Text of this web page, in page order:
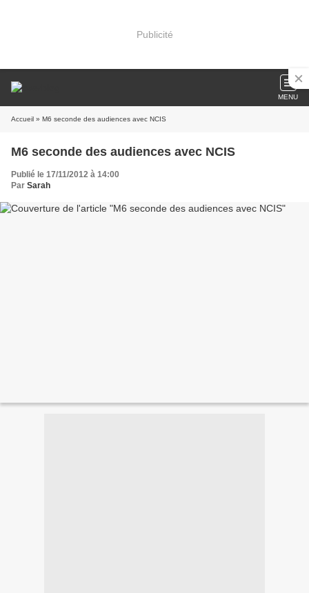
Publicité
MENU
Accueil » M6 seconde des audiences avec NCIS
M6 seconde des audiences avec NCIS
Publié le 17/11/2012 à 14:00
Par Sarah